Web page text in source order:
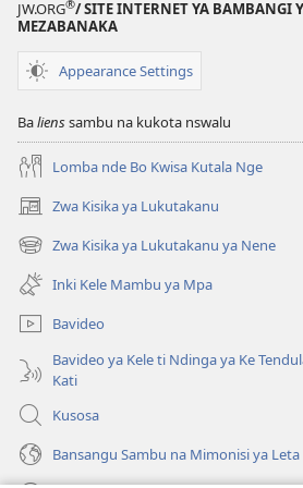
JW.ORG®/ SITE INTERNET YA BAMBANGI
MEZABANAKA
Appearance Settings
Balienssambu na kukota nswalu
Lomba nde Bo Kwisa Kutala Nge
Zwa Kisika ya Lukutakanu
(ke
kangula
lutiti
ya
mpa)
Zwa Kisika ya Lukutakanu ya Nene
(ke
kangula
lutiti
ya
mpa)
Inki Kele Mambu ya Mpa
Bavideo
Bavideo ya Kele ti Ndinga ya Ke
Kati
Kusosa
Bansangu Sambu na Mimonisi ya Leta